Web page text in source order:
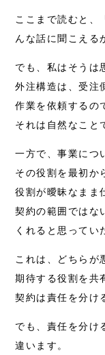
ここまで読むと、
んな話に聞こえる
でも、私はそうは
外注構造は、受注
作業を依頼するの
それは自然なこと
一方で、事業につ
その役割を最初か
役割が曖昧なまま
契約の範囲ではな
くれると思ってい
これは、どちらが
期待する役割を共
契約は責任を分け
でも、責任を分け
違います。